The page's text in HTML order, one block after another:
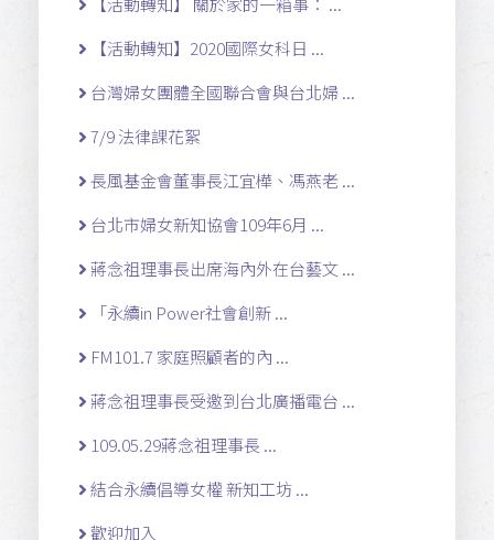
【活動轉知】2020國際女科日 ...
台灣婦女團體全國聯合會與台北婦 ...
7/9 法律課花絮
長風基金會董事長江宜樺、馮燕老 ...
台北市婦女新知協會109年6月 ...
蔣念祖理事長出席海內外在台藝文 ...
「永續in Power社會創新 ...
FM101.7 家庭照顧者的內 ...
蔣念祖理事長受邀到台北廣播電台 ...
109.05.29蔣念祖理事長 ...
結合永續倡導女權 新知工坊 ...
歡迎加入